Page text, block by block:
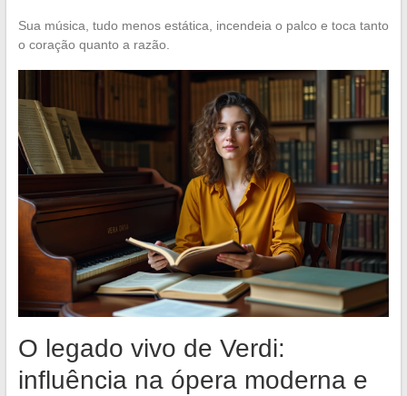
Sua música, tudo menos estática, incendeia o palco e toca tanto
o coração quanto a razão.
O legado vivo de Verdi:
influência na ópera moderna e